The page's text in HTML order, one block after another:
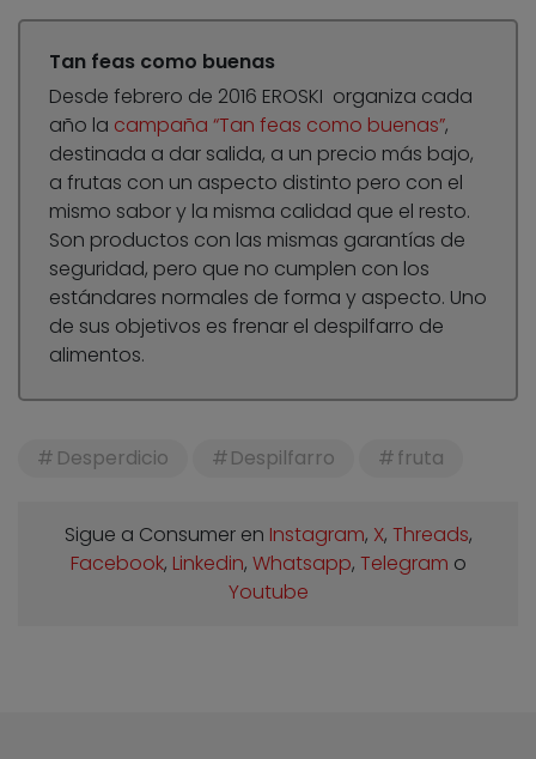
Tan feas como buenas
Desde febrero de 2016 EROSKI organiza cada
año la campaña “Tan feas como buenas”,
destinada a dar salida, a un precio más bajo,
a frutas con un aspecto distinto pero con el
mismo sabor y la misma calidad que el resto.
Son productos con las mismas garantías de
seguridad, pero que no cumplen con los
estándares normales de forma y aspecto. Uno
de sus objetivos es frenar el despilfarro de
alimentos.
Desperdicio Despilfarro fruta
Sigue a Consumer en Instagram, X, Threads,
Facebook, Linkedin, Whatsapp, Telegram o
Youtube